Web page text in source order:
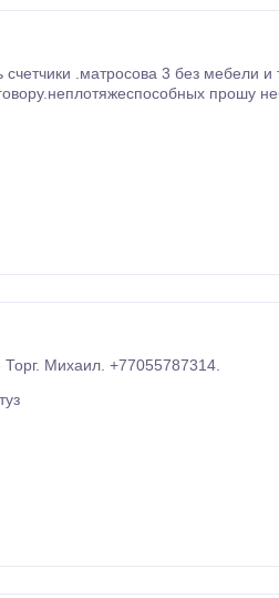
.матросова 3 без мебели и
прошу
до 150000 т. - Торг. Михаил. +77055787314.